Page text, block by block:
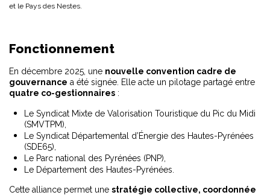
et le Pays des Nestes.
Fonctionnement
En décembre 2025, une nouvelle convention cadre de
gouvernance a été signée. Elle acte un pilotage partagé entre
quatre co-gestionnaires :
Le Syndicat Mixte de Valorisation Touristique du Pic du Midi
(SMVTPM),
Le Syndicat Départemental d’Énergie des Hautes-Pyrénées
(SDE65),
Le Parc national des Pyrénées (PNP),
Le Département des Hautes-Pyrénées.
Cette alliance permet une stratégie collective, coordonnée